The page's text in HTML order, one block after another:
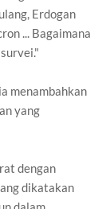
Erdogan
... Bagaimana
menambahkan
yang
dengan
dikatakan